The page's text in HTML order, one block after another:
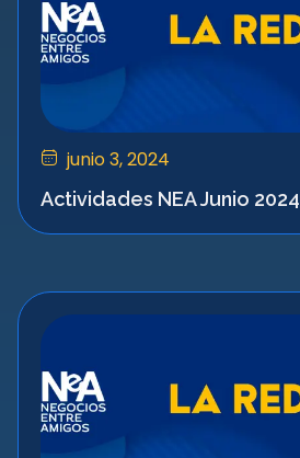
junio 3, 2024
Actividades NEA Junio 2024